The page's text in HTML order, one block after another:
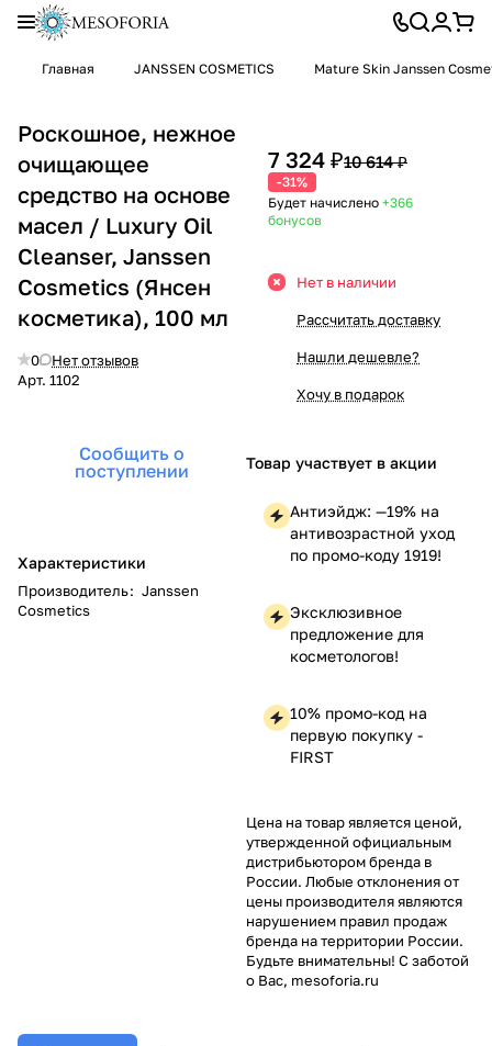
Главная JANSSEN COSMETICS Mature Skin Janssen
Роскошное, нежное
очищающее
средство на основе
масел / Luxury Oil
Cleanser, Janssen
Cosmetics (Янсен
косметика), 100 мл
0
Нет отзывов
Арт. 1102
Сообщить о
поступлении
Характеристики
Производитель: Janssen
Cosmetics
7 324 ₽10 614 ₽
-31%
Будет начислено +366
бонусов
Нет в наличии
Рассчитать доставку
Нашли дешевле?
Хочу в подарок
Товар участвует в акции
Антиэйдж: —19% на
антивозрастной уход
по промо-коду 1919!
Эксклюзивное
предложение для
косметологов!
10% промо-код на
первую покупку -
FIRST
Цена на товар является ценой,
утвержденной официальным
дистрибьютором бренда в
России. Любые отклонения от
цены производителя являются
нарушением правил продаж
бренда на территории России.
Будьте внимательны! С заботой
о Вас, mesoforia.ru